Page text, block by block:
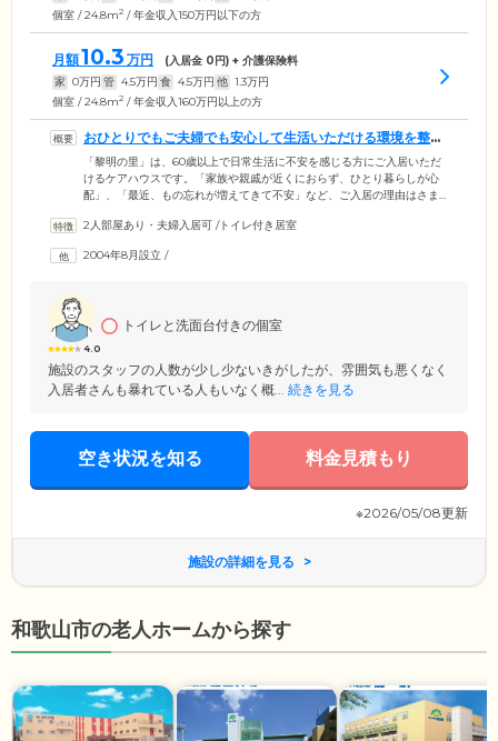
個室 / 24.8m2 / 年金収入150万円以下の方
月額10.3 万円 (入居金 0円) + 介護保険料
家 0万円 管 4.5万円 食 4.5万円 他 1.3万円
個室 / 24.8m2 / 年金収入160万円以上の方
おひとりでもご夫婦でも安心して生活いただける環境を整え
ています
「黎明の里」は、60歳以上で日常生活に不安を感じる方にご入居いただ
けるケアハウスです。「家族や親戚が近くにおらず、ひとり暮らしが心
配」、「最近、もの忘れが増えてきて不安」など、ご入居の理由はさま
は3タイプ。おひとり用で広さが異なるものと、おふたり用をご用意して
ットバスが完備されているお部屋もあります。また、各部屋にナースコ
2人部屋あり・夫婦入居可 /トイレ付き居室
2004年8月設立 /
4.0
トイレと洗面台付きの個室
施設のスタッフの人数が少し少ないきがしたが、雰囲気も悪くなく
入居者さんも暴れている人もいなく概... 続きを見る
空き状況を知る 料金見積もり
※2026/05/08更新
施設の詳細を見る
和歌山市の老人ホームから探す